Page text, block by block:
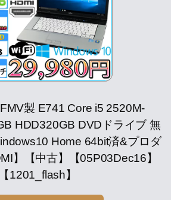
製 E741 Core i5 2520M-
HDD320GB DVDドライブ 無
Home 64bit済&プロダ
】【中古】【05P03Dec16】
【1201_flash】